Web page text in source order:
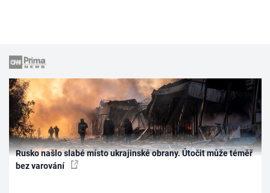
Rusko našlo slabé místo ukrajinské obrany. Útočit může téměř
bez varování